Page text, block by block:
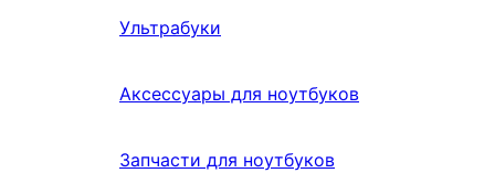
Ультрабуки
Аксессуары для ноутбуков
Запчасти для ноутбуков